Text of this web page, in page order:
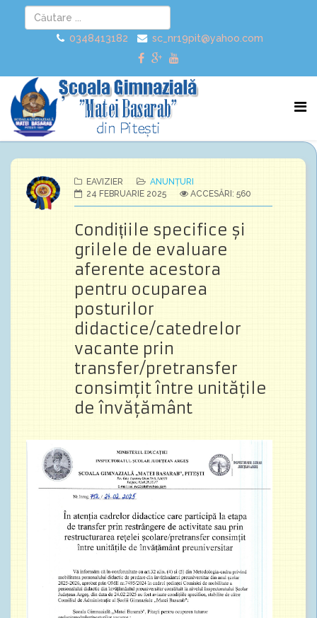
0348413182 sc_nr19pit@yahoo.com
EAVIZIER
ANUNȚURI
24 FEBRUARIE 2025
ACCESĂRI: 560
Condițiile specifice și
grilele de evaluare
aferente acestora
pentru ocuparea
posturilor
didactice/catedrelor
vacante prin
transfer/pretransfer
consimţit între unităţile
de învăţământ